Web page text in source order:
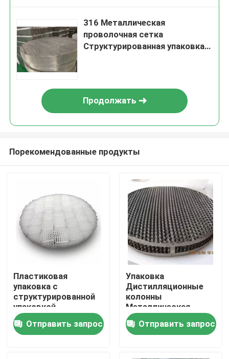
Домой
Продукты
316 Металлическая
проволочная сетка
Структурированная упаковка
Продолжать
Порекомендованные продукты
Пластиковая
упаковка с
структурированной
упаковкой
Пластиковая
упаковка из
гофрированной
Отправить запрос
Упаковка
Дистилляционные
колонны
Металлическая
структурированная
упаковка
Нержавеющая сталь
Отправить запрос